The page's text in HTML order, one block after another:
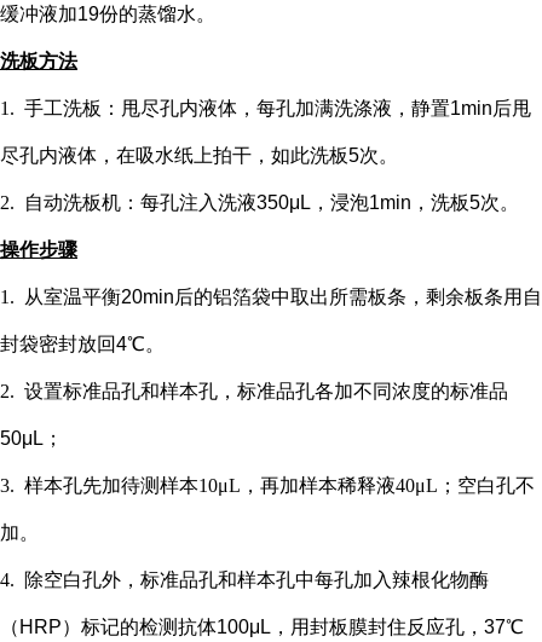
缓冲液加19份的蒸馏水。
洗板方法
1. 手工洗板：甩尽孔内液体，每孔加满洗涤液，静置1min后甩
尽孔内液体，在吸水纸上拍干，如此洗板5次。
2. 自动洗板机：每孔注入洗液350μL，浸泡1min，洗板5次。
操作步骤
1. 从室温平衡20min后的铝箔袋中取出所需板条，剩余板条用自
封袋密封放回4℃。
2. 设置标准品孔和样本孔 ，标准品孔各加不同浓度的标准品
50μL；
3. 样本孔先加待测样本10μL，再加样本稀释液40μL； 空白孔不
加。
4. 除空白孔外， 标准品孔和样本孔中每孔加入辣根化物酶
（ HRP）标记的检测抗体100μL，用封板膜封住反应孔，37℃